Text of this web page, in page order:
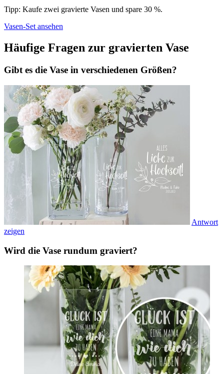
Tipp: Kaufe zwei gravierte Vasen und spare 30 %.
Vasen-Set ansehen
Häufige Fragen zur gravierten Vase
Gibt es die Vase in verschiedenen Größen?
Antwort
zeigen
Wird die Vase rundum graviert?